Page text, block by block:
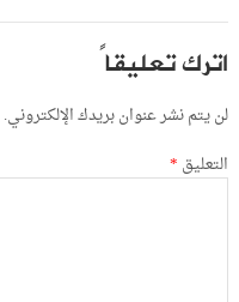
اترك تعليقاً
لن يتم نشر عنوان بريدك الإلكتروني.
التعليق *